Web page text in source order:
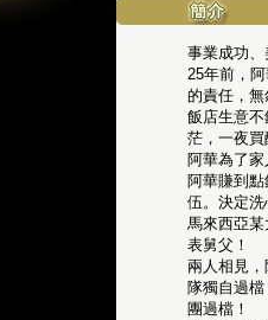
事業成功
25年前，
的責任，
飯店生意
茫，一夜
阿華為了
阿華賺到
伍。決定
馬來西亞
表舅父！
兩人相見
隊獨自過
團過檔！